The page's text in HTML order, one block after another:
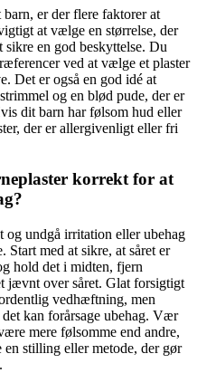
er der flere faktorer at
at vælge en størrelse, der
sikre en god beskyttelse. Du
ved at vælge et plaster
Det er også en god idé at
og en blød pude, der er
dit barn har følsom hud eller
der er allergivenligt eller fri
korrekt for at
og undgå irritation eller ubehag
med at sikre, at såret er
hold det i midten, fjern
jævnt over såret. Glat forsigtigt
vedhæftning, men
kan forårsage ubehag. Vær
mere følsomme end andre,
stilling eller metode, der gør